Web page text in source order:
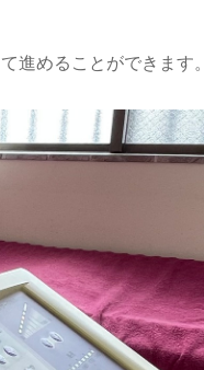
進めることができます。